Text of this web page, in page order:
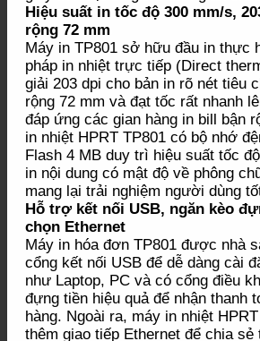
Hiệu suất in tốc độ 300 mm/s,
rộng 72 mm
Máy in TP801 sở hữu đầu in thực
pháp in nhiệt trực tiếp (Direct
giải 203 dpi cho bản in rõ nét tiêu
rộng 72 mm và đạt tốc rất nhanh
đáp ứng các gian hàng in bill bận
in nhiệt HPRT TP801 có bộ nhớ
Flash 4 MB duy trì hiệu suất tốc
in nội dung có mật độ về phông
mang lại trải nghiệm người dùng
Hỗ trợ kết nối USB, ngăn kèo
chọn Ethernet
Máy in hóa đơn TP801 được nhà
cổng kết nối USB để dễ dàng cài
như Laptop, PC và có cổng điều
đựng tiền hiệu quả để nhận thanh
hàng. Ngoài ra, máy in nhiệt
thêm giao tiếp Ethernet để chia sẻ